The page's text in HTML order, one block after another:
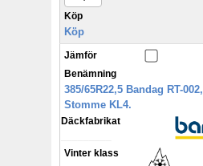
Köp
Köp
Jämför
Benämning
385/65R22,5 Bandag RT-002,
Stomme KL4.
Däckfabrikat
Vinter klass